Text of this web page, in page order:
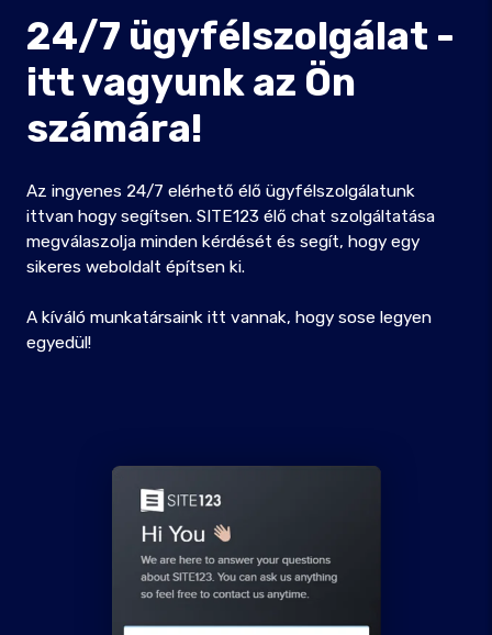
24/7 ügyfélszolgálat -
itt vagyunk az Ön
számára!
Az ingyenes 24/7 elérhető élő ügyfélszolgálatunk
ittvan hogy segítsen. SITE123 élő chat szolgáltatása
megválaszolja minden kérdését és segít, hogy egy
sikeres weboldalt építsen ki.
A kíváló munkatársaink itt vannak, hogy sose legyen
egyedül!